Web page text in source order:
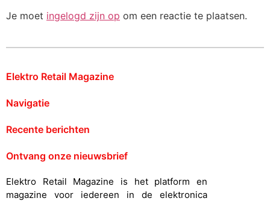
Je moet ingelogd zijn op om een reactie te plaatsen.
Elektro Retail Magazine
Navigatie
Recente berichten
Ontvang onze nieuwsbrief
Elektro Retail Magazine is het platform en
magazine voor iedereen in de elektronica